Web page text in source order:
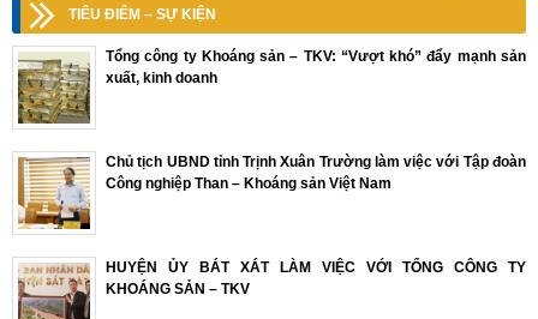
TIÊU ĐIỂM – SỰ KIỆN
Tổng công ty Khoáng sản – TKV: “Vượt khó” đẩy mạnh sản
xuất, kinh doanh
Chủ tịch UBND tỉnh Trịnh Xuân Trường làm việc với Tập đoàn
Công nghiệp Than – Khoáng sản Việt Nam
HUYỆN ỦY BÁT XÁT LÀM VIỆC VỚI TỔNG CÔNG TY
KHOÁNG SẢN – TKV